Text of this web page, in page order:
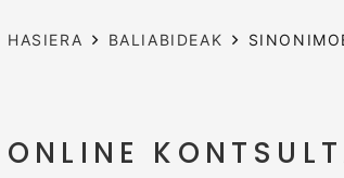
HASIERA BALIABIDEAK
ONLINE